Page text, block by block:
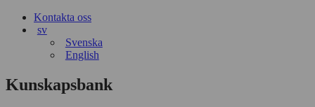
Kontakta oss
sv
Svenska
English
Kunskapsbank